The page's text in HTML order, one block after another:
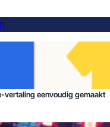
vertaling eenvoudig gemaakt